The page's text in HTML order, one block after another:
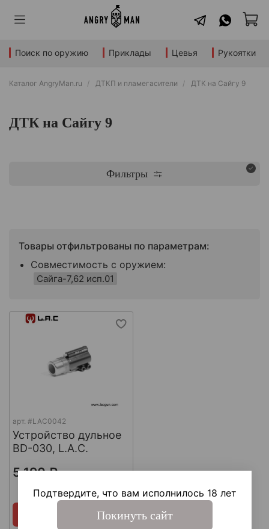
Поиск по оружию Приклады Цевья Рукоятки
Каталог AngryMan.ru ДТКП и пламегасители ДТК на Сайгу 9
ДТК на Сайгу 9
Фильтры
Товары отфильтрованы по параметрам:
Совместимость с оружием:
Сайга-7,62 исп.01
арт. #LAC0042
Устройство дульное
BD-030, L.A.C.
5 190 ₽
В наличии
Подтвердите, что вам исполнилось 18 лет
Покинуть сайт